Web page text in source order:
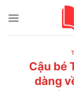
qua
Cậu bé
dàng